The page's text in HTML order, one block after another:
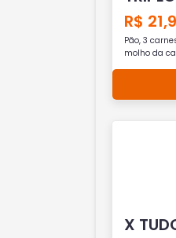
R$
Pão, 3
molho da
X